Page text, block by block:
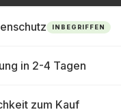
INBEGRIFFEN
in 2-4 Tagen
zum Kauf